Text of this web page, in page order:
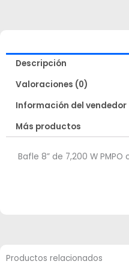
Descripción
Valoraciones (0)
Información del vendedor
Más productos
Bafle 8” de 7,200 W
Productos relacionados